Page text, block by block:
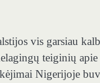
vis garsiau
teiginių
Nigerijoje